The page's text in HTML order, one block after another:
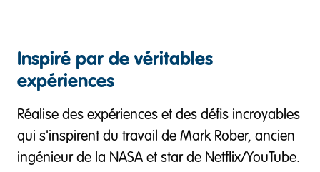
Inspiré par de véritables
expériences
Réalise des expériences et des défis incroyables
qui s'inspirent du travail de Mark Rober, ancien
ingénieur de la NASA et star de Netflix/YouTube.